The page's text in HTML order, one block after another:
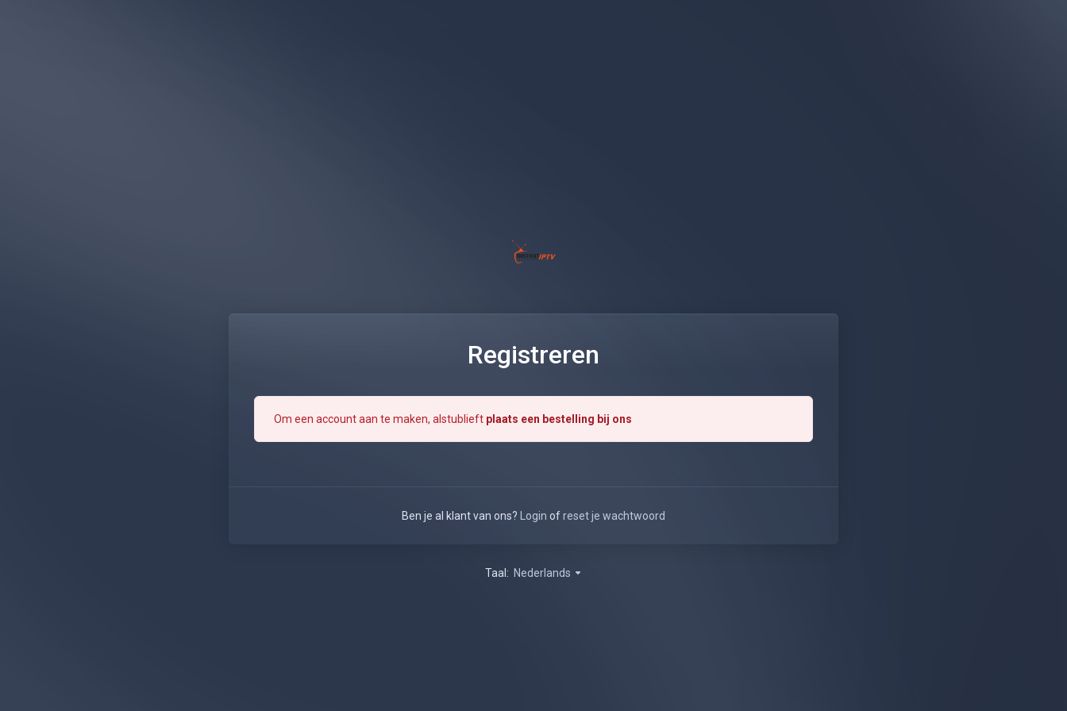
Registreren
Om een account aan te maken, alstublieft plaats een bestelling bij ons
Ben je al klant van ons? Login ofreset je wachtwoord
Taal: Nederlands